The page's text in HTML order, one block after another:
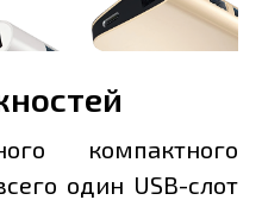
компактного
один USB-слот